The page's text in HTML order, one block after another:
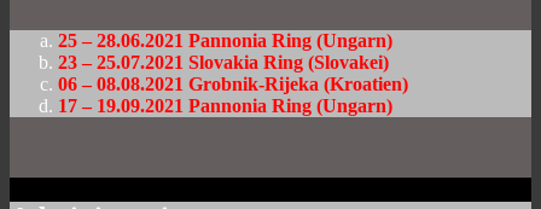
25 – 28.06.2021 Pannonia Ring (Ungarn)
23 – 25.07.2021 Slovakia Ring (Slovakei)
06 – 08.08.2021 Grobnik-Rijeka (Kroatien)
17 – 19.09.2021 Pannonia Ring (Ungarn)